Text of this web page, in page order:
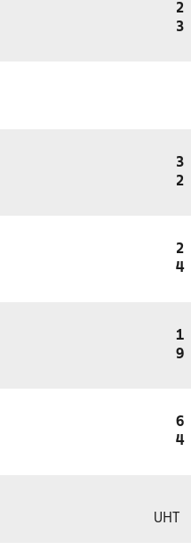
2
3
3
2
2
4
1
9
6
4
UHT